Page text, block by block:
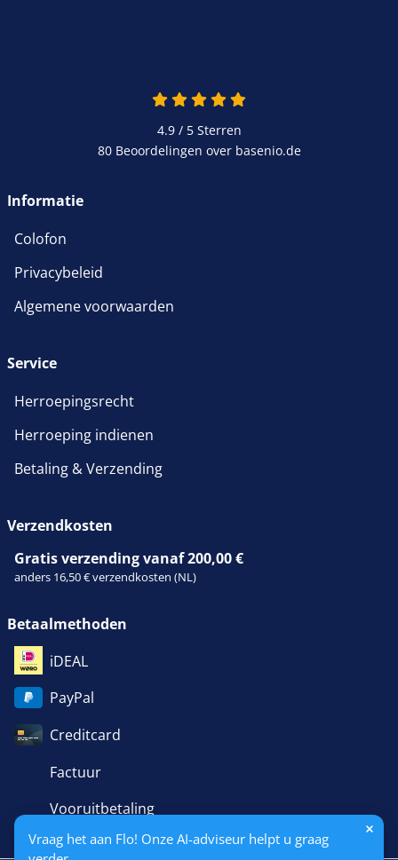
Vraag het aan Flo! Onze AI-adviseur helpt u graag
4.9 / 5Sterren
80 Beoordelingen over basenio.de
Informatie
Colofon
Privacybeleid
Algemene voorwaarden
Service
Herroepingsrecht
Herroeping indienen
Betaling & Verzending
Verzendkosten
Gratis verzending vanaf 200,00 €
anders 16,50 € verzendkosten (NL)
Betaalmethoden
iDEAL
PayPal
Creditcard
Factuur
Vooruitbetaling